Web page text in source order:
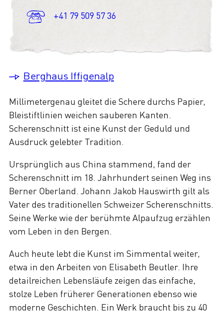
Millimetergenau gleitet die Schere durchs Papier,
Bleistiftlinien weichen sauberen Kanten.
Scherenschnitt ist eine Kunst der Geduld und
Ausdruck gelebter Tradition.
Ursprünglich aus China stammend, fand der
Scherenschnitt im 18. Jahrhundert seinen Weg ins
Berner Oberland. Johann Jakob Hauswirth gilt als
Vater des traditionellen Schweizer Scherenschnitts.
Seine Werke wie der berühmte Alpaufzug erzählen
vom Leben in den Bergen.
Auch heute lebt die Kunst im Simmental weiter,
etwa in den Arbeiten von Elisabeth Beutler. Ihre
detailreichen Lebensläufe zeigen das einfache,
stolze Leben früherer Generationen ebenso wie
moderne Geschichten. Ein Werk braucht bis zu 40
+41 79 509 57 36
Berghaus Iffigenalp